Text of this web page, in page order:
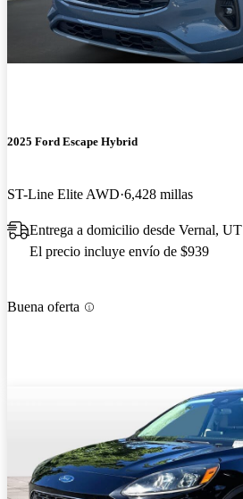
2025 Ford Escape Hybrid
ST-Line Elite AWD 6,428 millas
Entrega a domicilio desde Vernal, UT
El precio incluye envío de $939
Buena oferta